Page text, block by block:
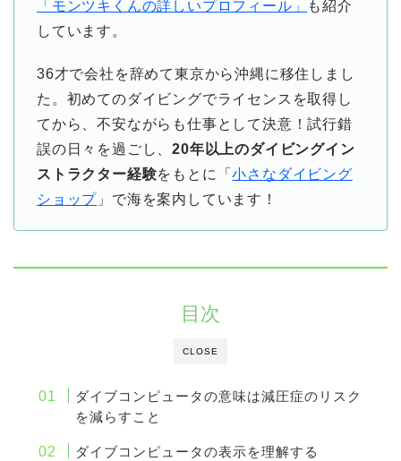
「モンツキくんの詳しいプロフィール」
も紹介
しています。
36才で会社を辞めて東京から沖縄に移住しまし
た。初めてのダイビングでライセンスを取得し
てから、不安ながらも仕事として決意！試行錯
誤の日々を過ごし、20年以上のダイビングイン
ストラクター経験をもとに「小さなダイビング
ショップ 」で海を案内しています！
CLOSE
目次
ダイブコンピュータの意味は減圧症のリスク
を減らすこと
ダイブコンピュータの表示を理解する